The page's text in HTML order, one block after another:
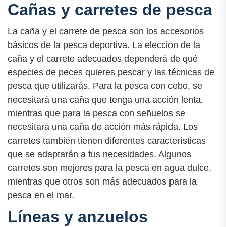
Cañas y carretes de pesca
La caña y el carrete de pesca son los accesorios
básicos de la pesca deportiva. La elección de la
caña y el carrete adecuados dependerá de qué
especies de peces quieres pescar y las técnicas de
pesca que utilizarás. Para la pesca con cebo, se
necesitará una caña que tenga una acción lenta,
mientras que para la pesca con señuelos se
necesitará una caña de acción más rápida. Los
carretes también tienen diferentes características
que se adaptarán a tus necesidades. Algunos
carretes son mejores para la pesca en agua dulce,
mientras que otros son más adecuados para la
pesca en el mar.
Líneas y anzuelos